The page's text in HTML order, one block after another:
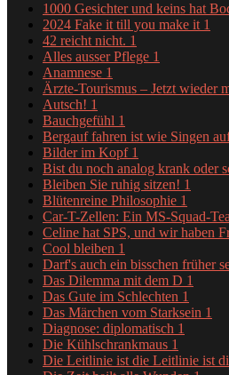
1000 Gesichter und keins hat
2024 Fake it till you make it 1
42 reicht nicht. 1
Alles ausser Pflege 1
Anamnese 1
Ärzte-Tourismus – Jetzt wieder
Autsch! 1
Bauchgefühl 1
Bergauf fahren ist wie Singen
Bilder im Kopf 1
Bist du noch analog krank oder
Bleiben Sie ruhig sitzen! 1
Blütenreine Philosophie 1
Car-T-Zellen: Ein MS-Squad-
Celine hat SPS, und wir haben
Cool bleiben 1
Darf's auch ein bisschen früher
Das Dilemma mit dem D 1
Das Gute im Schlechten 1
Das Märchen vom Starksein 1
Diagnose: diplomatisch 1
Die Kühlschrankmaus 1
Die Leitlinie ist die Leitlinie ist